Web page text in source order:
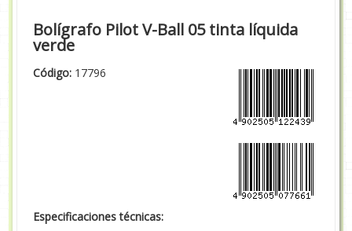
Bolígrafo Pilot V-Ball 05 tinta líquida
verde
Código: 17796
Especificaciones técnicas: